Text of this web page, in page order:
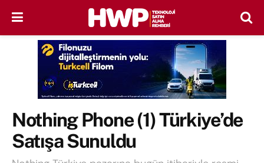
Nothing Phone (1) Türkiye’de
Satışa Sunuldu